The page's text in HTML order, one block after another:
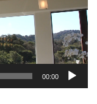
00:00